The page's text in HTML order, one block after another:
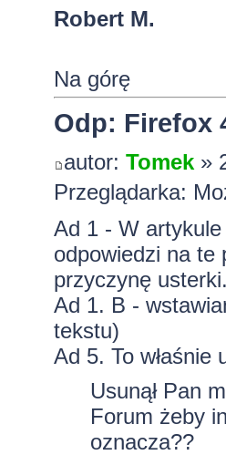
Robert M.
Na górę
Odp: Firefox
autor: Tomek»
Przeglądarka:
Ad 1 - W
odpowiedzi na te
przyczynę usterki.
Ad 1. B -
tekstu)
Ad 5. To
Usunął Pan
Forum żeby
oznacza??